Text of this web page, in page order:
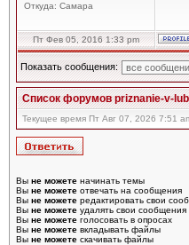
Откуда: Самара
Пт Фев 05, 2016 1:33 pm
Показать сообщения:
Список форумов priznanie-v-
Текущее время Пт Авг 07, 2026 7:51
Вы не можете начинать темы
Вы не можете отвечать на сообщения
Вы не можете редактировать свои
Вы не можете удалять свои сообщения
Вы не можете голосовать в опросах
Вы не можете вкладывать файлы
Вы не можете скачивать файлы